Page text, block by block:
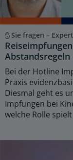
Sie fragen –
Bei der Hotline
Praxis
Diesmal geht es
Impfungen bei
welche Rolle